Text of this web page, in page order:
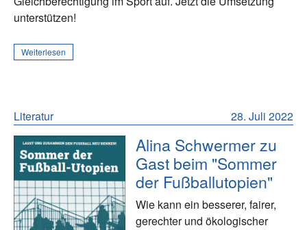
unterstützen!
Weiterlesen
28. Juli 2022
Literatur
Alina Schwermer zu
Gast beim "Sommer
der Fußballutopien"
Wie kann ein besserer, fairer,
gerechter und ökologischer